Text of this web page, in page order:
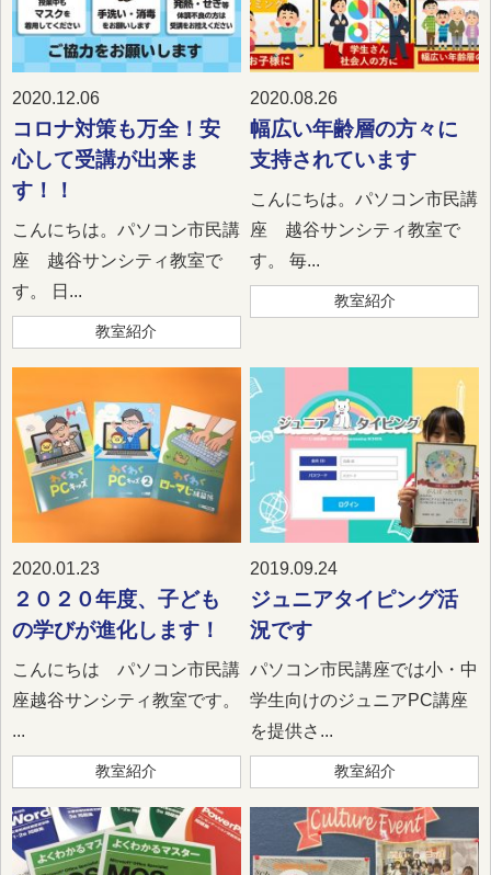
2020.12.06
コロナ対策も万全！安
心して受講が出来ま
す！！
こんにちは。パソコン市民講
座 越谷サンシティ教室で
す。 日...
教室紹介
2020.08.26
幅広い年齢層の方々に
支持されています
こんにちは。パソコン市民講
座 越谷サンシティ教室で
す。 毎...
教室紹介
2020.01.23
２０２０年度、子ども
の学びが進化します！
こんにちは パソコン市民講
座越谷サンシティ教室です。
...
教室紹介
2019.09.24
ジュニアタイピング活
況です
パソコン市民講座では小・中
学生向けのジュニアPC講座
を提供さ...
教室紹介